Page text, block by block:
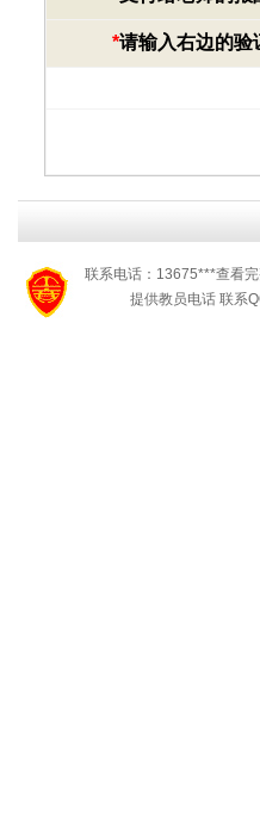
*请输入右边的验
联系电话：13675***查看
提供教员电话 联系